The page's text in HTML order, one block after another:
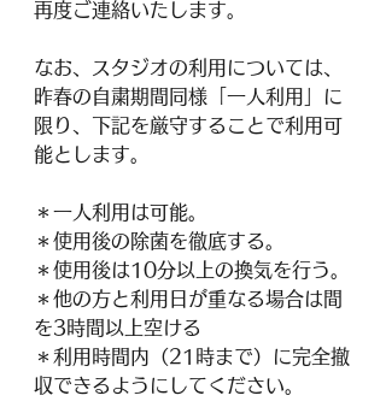
再度ご連絡いたします。
なお、スタジオの利用については、
昨春の自粛期間同様「一人利用」に
限り、下記を厳守することで利用可
能とします。
＊一人利用は可能。
＊使用後の除菌を徹底する。
＊使用後は10分以上の換気を行う。
＊他の方と利用日が重なる場合は間
を3時間以上空ける
＊利用時間内（21時まで）に完全撤
収できるようにしてください。